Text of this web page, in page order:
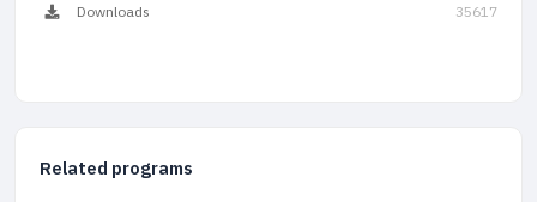
Downloads 35617
Related programs